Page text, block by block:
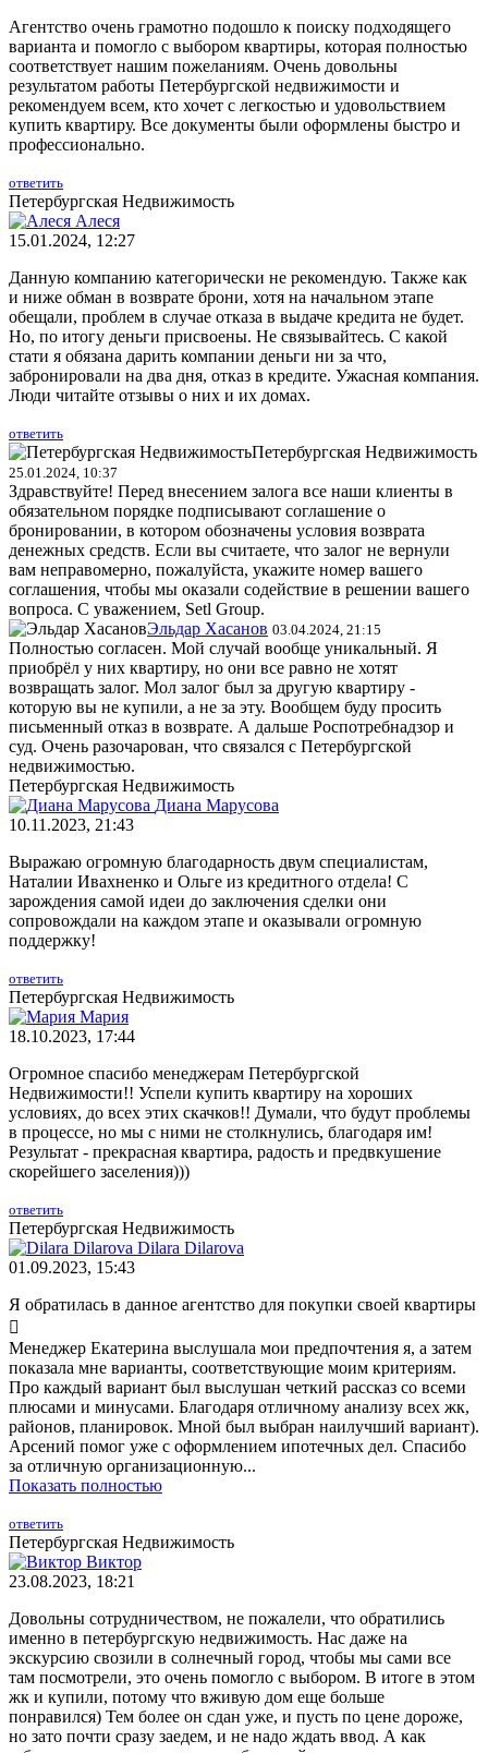
Агентство очень грамотно подошло к поиску подходящего
варианта и помогло с выбором квартиры, которая полностью
соответствует нашим пожеланиям. Очень довольны
результатом работы Петербургской недвижимости и
рекомендуем всем, кто хочет с легкостью и удовольствием
купить квартиру. Все документы были оформлены быстро и
профессионально.
ответить
Петербургская Недвижимость
Алеся
15.01.2024, 12:27
Данную компанию категорически не рекомендую. Также как
и ниже обман в возврате брони, хотя на начальном этапе
обещали, проблем в случае отказа в выдаче кредита не будет.
Но, по итогу деньги присвоены. Не связывайтесь. С какой
стати я обязана дарить компании деньги ни за что,
забронировали на два дня, отказ в кредите. Ужасная компания.
Люди читайте отзывы о них и их домах.
ответить
Петербургская Недвижимость
25.01.2024, 10:37
Здравствуйте! Перед внесением залога все наши клиенты в
обязательном порядке подписывают соглашение о
бронировании, в котором обозначены условия возврата
денежных средств. Если вы считаете, что залог не вернули
вам неправомерно, пожалуйста, укажите номер вашего
соглашения, чтобы мы оказали содействие в решении вашего
вопроса. С уважением, Setl Group.
Эльдар Хасанов 03.04.2024, 21:15
Полностью согласен. Мой случай вообще уникальный. Я
приобрёл у них квартиру, но они все равно не хотят
возвращать залог. Мол залог был за другую квартиру -
которую вы не купили, а не за эту. Вообщем буду просить
письменный отказ в возврате. А дальше Роспотребнадзор и
суд. Очень разочарован, что связался с Петербургской
недвижимостью.
Петербургская Недвижимость
Диана Марусова
10.11.2023, 21:43
Выражаю огромную благодарность двум специалистам,
Наталии Ивахненко и Ольге из кредитного отдела! С
зарождения самой идеи до заключения сделки они
сопровождали на каждом этапе и оказывали огромную
поддержку!
ответить
Петербургская Недвижимость
Мария
18.10.2023, 17:44
Огромное спасибо менеджерам Петербургской
Недвижимости!! Успели купить квартиру на хороших
условиях, до всех этих скачков!! Думали, что будут проблемы
в процессе, но мы с ними не столкнулись, благодаря им!
Результат - прекрасная квартира, радость и предвкушение
скорейшего заселения)))
ответить
Петербургская Недвижимость
Dilara Dilarova
01.09.2023, 15:43
Я обратилась в данное агентство для покупки своей квартиры

Менеджер Екатерина выслушала мои предпочтения я, а затем
показала мне варианты, соответствующие моим критериям.
Про каждый вариант был выслушан четкий рассказ со всеми
плюсами и минусами. Благодаря отличному анализу всех жк,
районов, планировок. Мной был выбран наилучший вариант).
Арсений помог уже с оформлением ипотечных дел. Спасибо
за отличную организационную...
Показать полностью
ответить
Петербургская Недвижимость
Виктор
23.08.2023, 18:21
Довольны сотрудничеством, не пожалели, что обратились
именно в петербургскую недвижимость. Нас даже на
экскурсию свозили в солнечный город, чтобы мы сами все
там посмотрели, это очень помогло с выбором. В итоге в этом
жк и купили, потому что вживую дом еще больше
понравился) Тем более он сдан уже, и пусть по цене дороже,
но зато почти сразу заедем, и не надо ждать ввод. А как